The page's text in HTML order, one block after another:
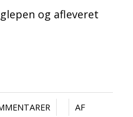
og afleveret
/ /
AF